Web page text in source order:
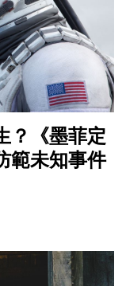
？《墨菲定
範未知事件